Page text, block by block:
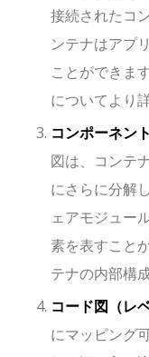
接続されたコ
ンテナはアプ
ことができま
についてより
コンポーネン
図は、コンテ
にさらに分解
ェアモジュー
素を表すこと
テナの内部構
コード図（レ
にマッピング